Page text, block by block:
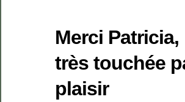
Merci Patricia,
très touchée
plaisir